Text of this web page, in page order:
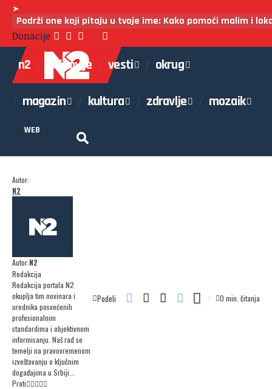
➤
Podrži one koji pitaju u tvoje ime: Kako pomoći malim i
Donacije
n2 najnovije vesti okrug
magazin kultura zdravlje mozaik
WEB
Autor:
N2
Autor:N2
Redakcija
Redakcija portala N2
okuplja tim novinara i
urednika posvećenih
profesionalnim
standardima i objektivnom
informisanju. Naš rad se
temelji na pravovremenom
izveštavanju o ključnim
događajima u Srbiji...
Prati
Podeli 0 min. čitanja